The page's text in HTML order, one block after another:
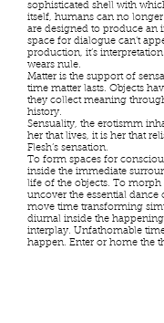
sophisticated shell with
itself, humans can no
are designed to produce an
space for dialogue can’t
production, it’s interpretation
wears nule.
Matter is the support of
time matter lasts. Objects
they collect meaning
history.
Sensuality, the erotismm
her that lives, it is her that
Flesh’s sensation.
To form spaces for
inside the immediate
life of the objects. To morph
uncover the essential dance
move time transforming
diurnal inside the
interplay. Unfathomable
happen. Enter or home the